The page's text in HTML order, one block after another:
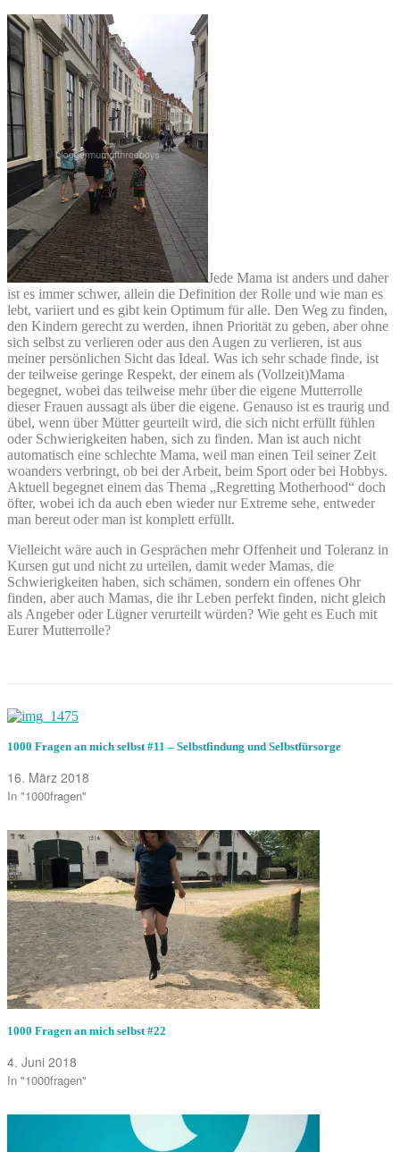
Jede Mama ist anders und daher
ist es immer schwer, allein die Definition der Rolle und wie man es
lebt, variiert und es gibt kein Optimum für alle. Den Weg zu finden,
den Kindern gerecht zu werden, ihnen Priorität zu geben, aber ohne
sich selbst zu verlieren oder aus den Augen zu verlieren, ist aus
meiner persönlichen Sicht das Ideal. Was ich sehr schade finde, ist
der teilweise geringe Respekt, der einem als (Vollzeit)Mama
begegnet, wobei das teilweise mehr über die eigene Mutterrolle
dieser Frauen aussagt als über die eigene. Genauso ist es traurig und
übel, wenn über Mütter geurteilt wird, die sich nicht erfüllt fühlen
oder Schwierigkeiten haben, sich zu finden. Man ist auch nicht
automatisch eine schlechte Mama, weil man einen Teil seiner Zeit
woanders verbringt, ob bei der Arbeit, beim Sport oder bei Hobbys.
Aktuell begegnet einem das Thema „Regretting Motherhood“ doch
öfter, wobei ich da auch eben wieder nur Extreme sehe, entweder
man bereut oder man ist komplett erfüllt.
Vielleicht wäre auch in Gesprächen mehr Offenheit und Toleranz in
Kursen gut und nicht zu urteilen, damit weder Mamas, die
Schwierigkeiten haben, sich schämen, sondern ein offenes Ohr
finden, aber auch Mamas, die ihr Leben perfekt finden, nicht gleich
als Angeber oder Lügner verurteilt würden? Wie geht es Euch mit
Eurer Mutterrolle?
1000 Fragen an mich selbst #11 – Selbstfindung und Selbstfürsorge
16. März 2018
In "1000fragen"
1000 Fragen an mich selbst #22
4. Juni 2018
In "1000fragen"